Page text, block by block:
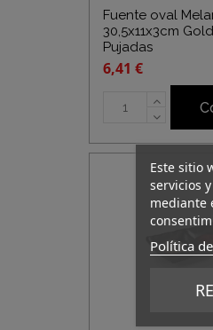
Este sitio
servicios
mediante
Política
Fuente oval
30,5x11x3cm
Pujadas
6,41 €